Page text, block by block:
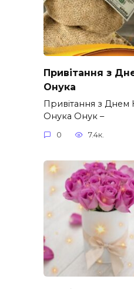
Привітання з
Онука
Привітання з
Онука Онук –
0 7.4к.